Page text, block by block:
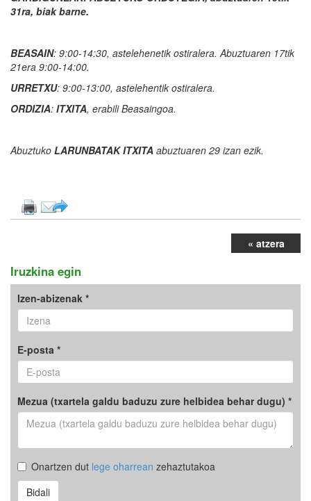
31ra, biak barne.
BEASAIN: 9:00-14:30, astelehenetik ostiralera. Abuztuaren 17tik
21era 9:00-14:00.
URRETXU: 9:00-13:00, astelehentik ostiralera.
ORDIZIA: ITXITA, erabili Beasaingoa.
Abuztuko LARUNBATAK ITXITA abuztuaren 29 izan ezik.
« atzera
Iruzkina egin
Izen-abizenak *
E-posta *
Mezua (txartela galdu baduzu zure helbidea behar dugu) *
Onartzen dut lege oharrean zehaztutakoa
Bidali